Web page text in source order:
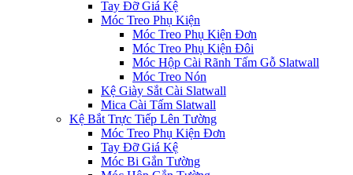
Tay Đỡ Giá Kệ
Móc Treo Phụ Kiện
Móc Treo Phụ Kiện Đơn
Móc Treo Phụ Kiện Đôi
Móc Hộp Cài Rãnh Tấm Gỗ Slatwall
Móc Treo Nón
Kệ Giày Sắt Cài Slatwall
Mica Cài Tấm Slatwall
Kệ Bắt Trực Tiếp Lên Tường
Móc Treo Phụ Kiện Đơn
Tay Đỡ Giá Kệ
Móc Bi Gắn Tường